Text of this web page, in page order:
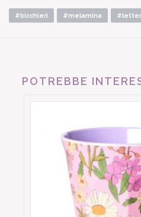
#bicchieri #melamina
POTREBBE